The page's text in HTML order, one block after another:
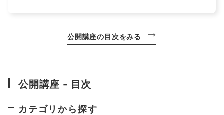
公開講座の目次をみる
公開講座 - 目次
カテゴリから探す